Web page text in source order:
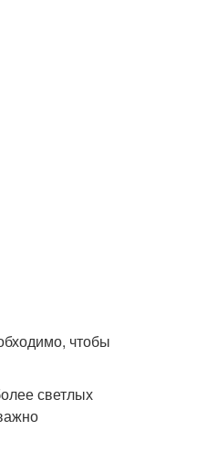
чтобы
светлых